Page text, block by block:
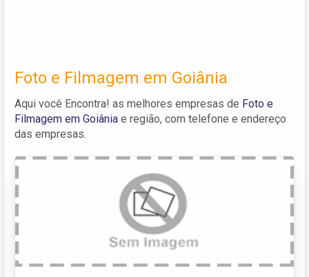
Foto e Filmagem em Goiânia
Aqui você Encontra! as melhores empresas de Foto e
Filmagem em Goiânia e região, com telefone e endereço
das empresas.